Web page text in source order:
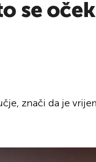
se
znači da je